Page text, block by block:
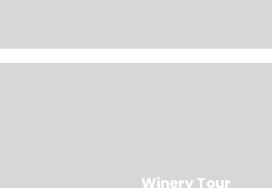
Winery Tour